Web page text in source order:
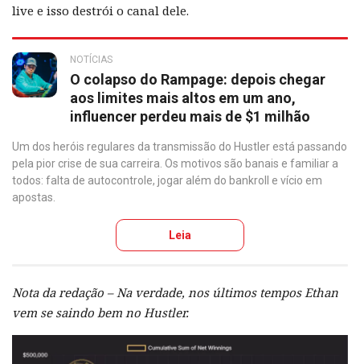
live e isso destrói o canal dele.
NOTÍCIAS
O colapso do Rampage: depois chegar
aos limites mais altos em um ano,
influencer perdeu mais de $1 milhão
Um dos heróis regulares da transmissão do Hustler está passando
pela pior crise de sua carreira. Os motivos são banais e familiar a
todos: falta de autocontrole, jogar além do bankroll e vício em
apostas.
Leia
Nota da redação – Na verdade, nos últimos tempos Ethan
vem se saindo bem no Hustler.